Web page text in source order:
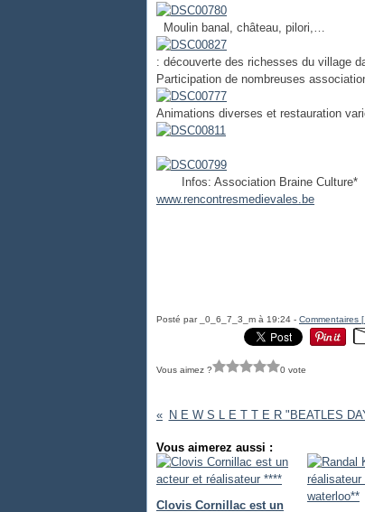
Moulin banal, château, pilori,…
: découverte des richesses du village
Participation de nombreuses
Animations diverses et restauration
Infos: Association Braine Culture*
www.rencontresmedievales.be
Posté par _0_6_7_3_m à 19:24 - Commentaires [
Vous aimez ? 0 vote
N E W S L E T T E R "BEATLES
Vous aimerez aussi :
Clovis Cornillac est un